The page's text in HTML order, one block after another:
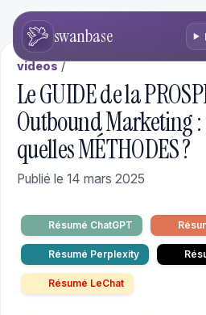
swanbase
videos /
Le GUIDE de la
Outbound Marketing :
quelles MÉTHODES ?
Publié le 14 mars 2025
Résumé ChatGPT
Résumé Perplexity
Résumé LeChat